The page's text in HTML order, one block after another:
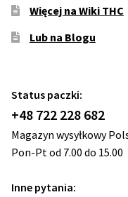
Więcej na Wiki THC
Lub na Blogu
Status paczki:
+48 722 228 682
Magazyn wysyłkowy
Pon-Pt od 7.00 do 15.00
Inne pytania: